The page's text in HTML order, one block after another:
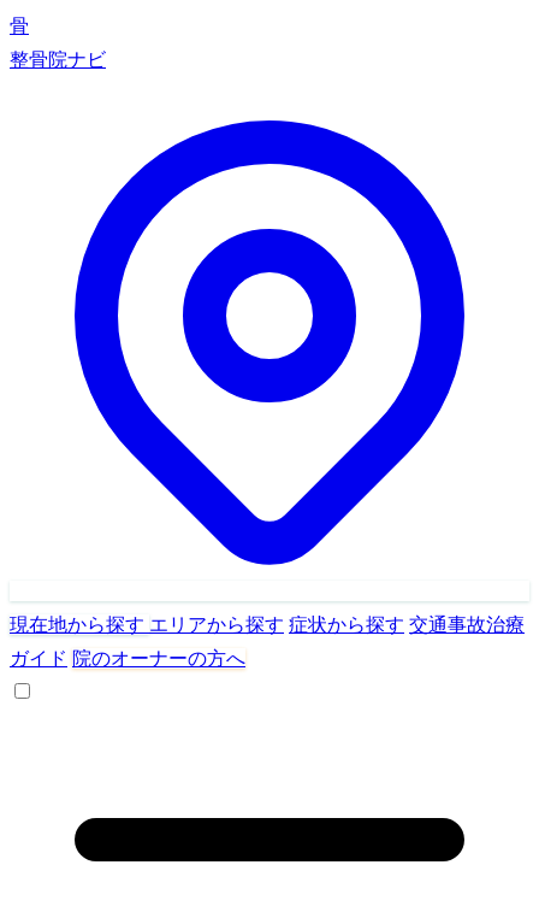
骨
整骨院ナビ
現在地から探す エリアから探す 症状から探す 交通事故治療
ガイド 院のオーナーの方へ